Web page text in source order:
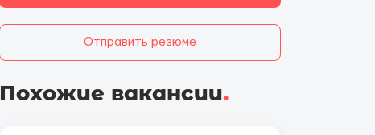
Отправить резюме
Похожие вакансии.